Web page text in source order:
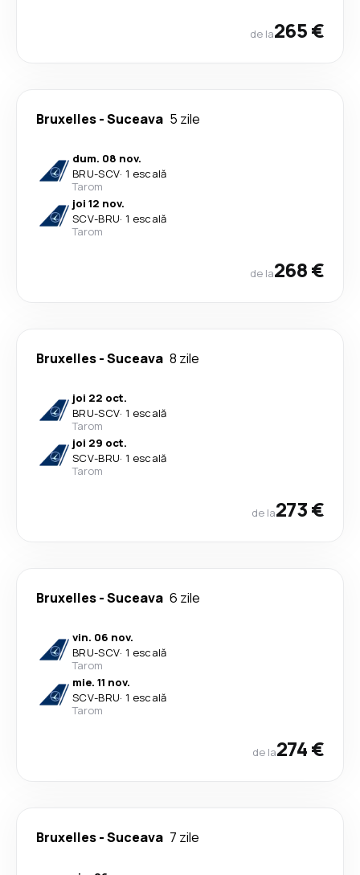
de la265 €
Bruxelles-Suceava 5 zile
dum. 08 nov.
BRU-SCV· 1 escală
Tarom
joi 12 nov.
SCV-BRU· 1 escală
Tarom
de la268 €
Bruxelles-Suceava 8 zile
joi 22 oct.
BRU-SCV· 1 escală
Tarom
joi 29 oct.
SCV-BRU· 1 escală
Tarom
de la273 €
Bruxelles-Suceava 6 zile
vin. 06 nov.
BRU-SCV· 1 escală
Tarom
mie. 11 nov.
SCV-BRU· 1 escală
Tarom
de la274 €
Bruxelles-Suceava 7 zile